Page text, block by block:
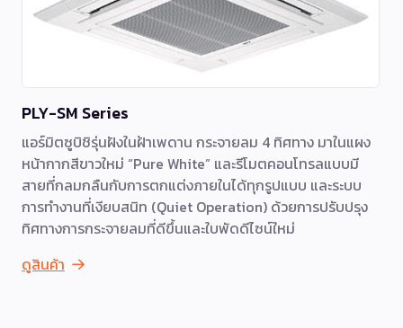
PLY-SM Series
แอร์มิตซูบิชิรุ่นฝังในฝ้าเพดาน กระจายลม 4 ทิศทาง มาในแผง
หน้ากากสีขาวใหม่ “Pure White” และรีโมตคอนโทรลแบบมี
สายที่กลมกลืนกับการตกแต่งภายในได้ทุกรูปแบบ และระบบ
การทำงานที่เงียบสนิท (Quiet Operation) ด้วยการปรับปรุง
ทิศทางการกระจายลมที่ดีขึ้นและใบพัดดีไซน์ใหม่
ดูสินค้า